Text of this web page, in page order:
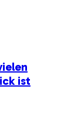
ist